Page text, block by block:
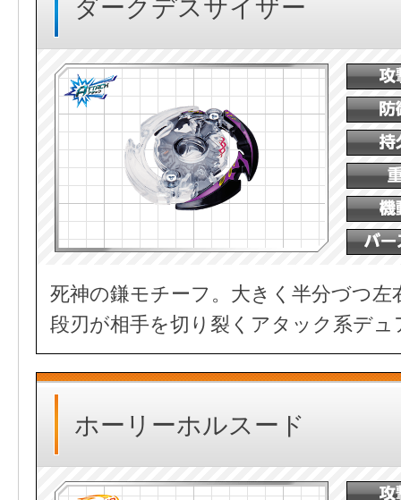
ダークデスサイザー
死神の鎌モチーフ。大きく半分づつ
段刃が相手を切り裂くアタック系デ
ホーリーホルスード